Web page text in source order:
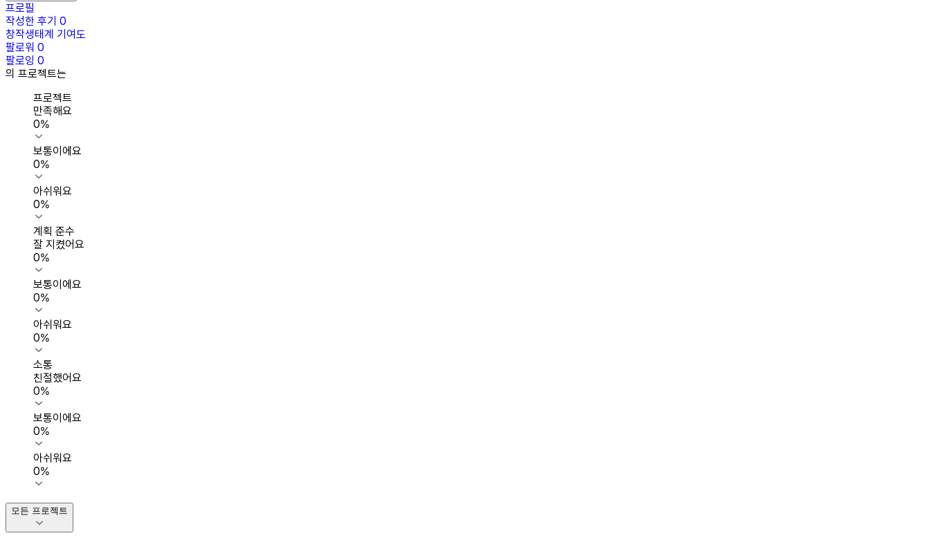
프로필
작성한 후기 0
창작생태계 기여도
팔로워 0
팔로잉 0
의 프로젝트는
프로젝트
만족해요
0%
보통이에요
0%
아쉬워요
0%
계획 준수
잘 지켰어요
0%
보통이에요
0%
아쉬워요
0%
소통
친절했어요
0%
보통이에요
0%
아쉬워요
0%
모든 프로젝트